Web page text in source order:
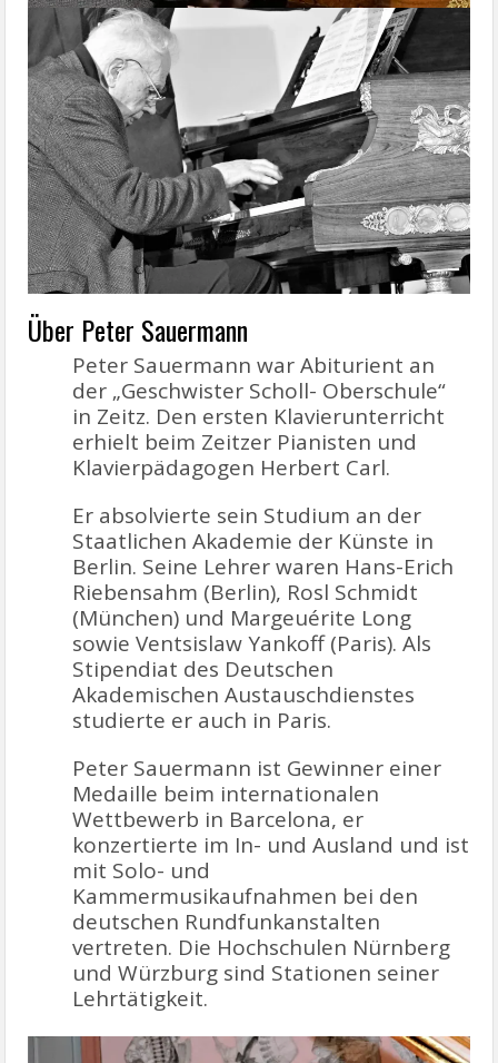
Über Peter Sauermann
Peter Sauermann war Abiturient an
der „Geschwister Scholl- Oberschule“
in Zeitz. Den ersten Klavierunterricht
erhielt beim Zeitzer Pianisten und
Klavierpädagogen Herbert Carl.
Er absolvierte sein Studium an der
Staatlichen Akademie der Künste in
Berlin. Seine Lehrer waren Hans-Erich
Riebensahm (Berlin), Rosl Schmidt
(München) und Margeuérite Long
sowie Ventsislaw Yankoff (Paris). Als
Stipendiat des Deutschen
Akademischen Austauschdienstes
studierte er auch in Paris.
Peter Sauermann ist Gewinner einer
Medaille beim internationalen
Wettbewerb in Barcelona, er
konzertierte im In- und Ausland und ist
mit Solo- und
Kammermusikaufnahmen bei den
deutschen Rundfunkanstalten
vertreten. Die Hochschulen Nürnberg
und Würzburg sind Stationen seiner
Lehrtätigkeit.